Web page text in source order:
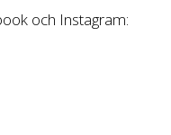
och Instagram: